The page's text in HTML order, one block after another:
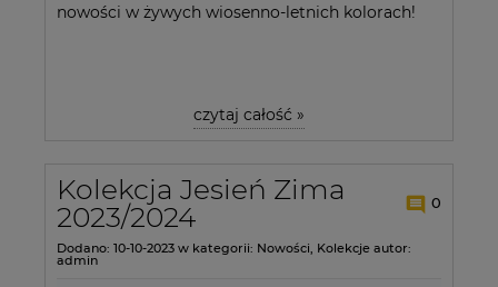
nowości w żywych wiosenno-letnich kolorach!
czytaj całość »
Kolekcja Jesień Zima
2023/2024
0
Dodano: 10-10-2023 w kategorii: Nowości, Kolekcje autor:
admin